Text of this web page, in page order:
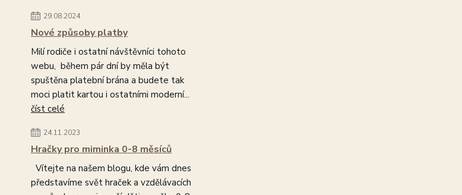
29.08.2024
Nové způsoby platby
Milí rodiče i ostatní návštěvníci tohoto
webu, během pár dní by měla být
spuštěna platební brána a budete tak
moci platit kartou i ostatními moderní...
číst celé
24.11.2023
Hračky pro miminka 0-8 měsíců
Vítejte na našem blogu, kde vám dnes
představíme svět hraček a vzdělávacích